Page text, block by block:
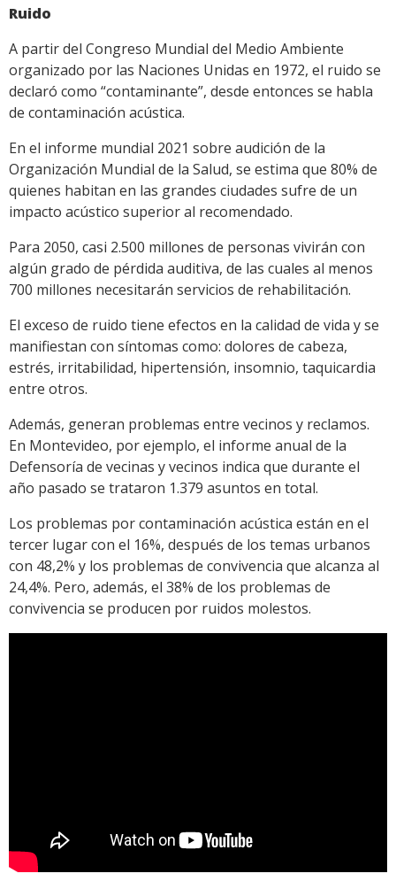
Ruido
A partir del Congreso Mundial del Medio Ambiente
organizado por las Naciones Unidas en 1972, el ruido se
declaró como “contaminante”, desde entonces se habla
de contaminación acústica.
En el informe mundial 2021 sobre audición de la
Organización Mundial de la Salud, se estima que 80% de
quienes habitan en las grandes ciudades sufre de un
impacto acústico superior al recomendado.
Para 2050, casi 2.500 millones de personas vivirán con
algún grado de pérdida auditiva, de las cuales al menos
700 millones necesitarán servicios de rehabilitación.
El exceso de ruido tiene efectos en la calidad de vida y se
manifiestan con síntomas como: dolores de cabeza,
estrés, irritabilidad, hipertensión, insomnio, taquicardia
entre otros.
Además, generan problemas entre vecinos y reclamos.
En Montevideo, por ejemplo, el informe anual de la
Defensoría de vecinas y vecinos indica que durante el
año pasado se trataron 1.379 asuntos en total.
Los problemas por contaminación acústica están en el
tercer lugar con el 16%, después de los temas urbanos
con 48,2% y los problemas de convivencia que alcanza al
24,4%. Pero, además, el 38% de los problemas de
convivencia se producen por ruidos molestos.